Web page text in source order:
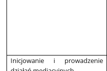
Inicjowanie i prowadzenie